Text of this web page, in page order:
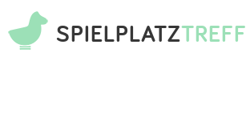
SPIELPLATZTREFF